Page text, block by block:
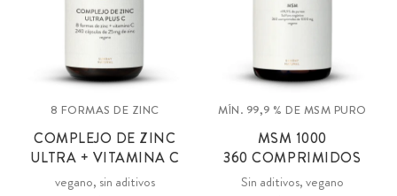
8 FORMAS DE ZINC
COMPLEJO DE ZINC
ULTRA + VITAMINA C
vegano, sin aditivos
MÍN. 99,9 % DE MSM PURO
MSM 1000
360 COMPRIMIDOS
Sin aditivos, vegano